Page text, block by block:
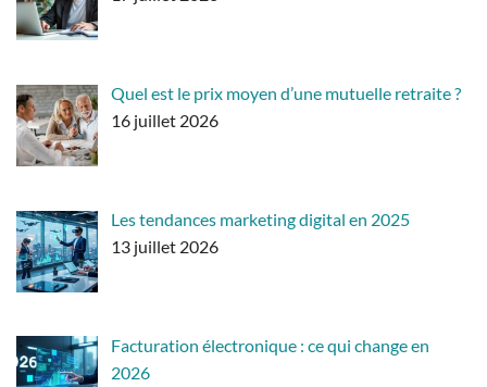
Quel est le prix moyen d’une mutuelle retraite ?
16 juillet 2026
Les tendances marketing digital en 2025
13 juillet 2026
Facturation électronique : ce qui change en
2026